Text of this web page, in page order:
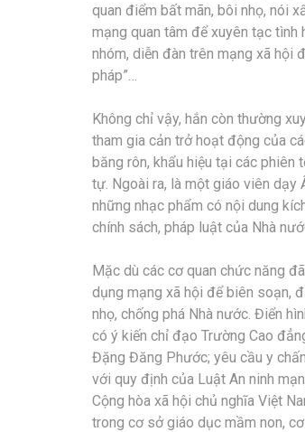
quan điểm bất mãn, bôi nhọ, nói
mạng quan tâm để xuyên tạc tình
nhóm, diễn đàn trên mạng xã hội
pháp”…
Không chỉ vậy, hắn còn thường
tham gia cản trở hoạt động của
băng rôn, khẩu hiệu tại các
tự. Ngoài ra, là một giáo viên dạy
những nhạc phẩm có nội dung
chính sách, pháp luật của Nhà
Mặc dù các cơ quan chức năng
dụng mạng xã hội để biên soạn,
nhọ, chống phá Nhà nước. Điển
có ý kiến chỉ đạo Trường Cao
Đặng Đăng Phước; yêu cầu y
với quy định của Luật An ninh
Cộng hòa xã hội chủ nghĩa Việt
trong cơ sở giáo dục mầm non,